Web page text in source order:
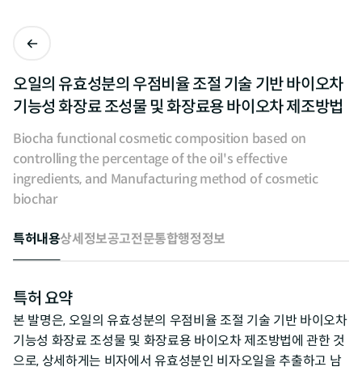
오일의 유효성분의 우점비율 조절 기술 기반 바이오차
기능성 화장료 조성물 및 화장료용 바이오차 제조방법
Biocha functional cosmetic composition based on
controlling the percentage of the oil's effective
ingredients, and Manufacturing method of cosmetic
biochar
특허내용상세정보공고전문통합행정정보
특허 요약
본 발명은, 오일의 유효성분의 우점비율 조절 기술 기반 바이오차
기능성 화장료 조성물 및 화장료용 바이오차 제조방법에 관한 것
으로, 상세하게는 비자에서 유효성분인 비자오일을 추출하고 남